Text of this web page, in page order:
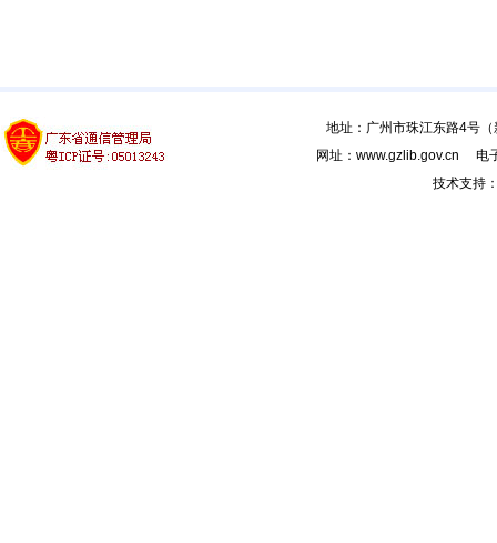
地址：广州市珠江东路4
网址：www.gzlib.gov.cn 电
技术支持